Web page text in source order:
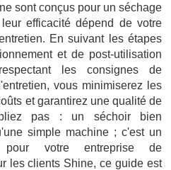
sont conçus pour un séchage
efficacité dépend de votre
En suivant les étapes
et de post-utilisation
les consignes de
vous minimiserez les
et garantirez une qualité de
pas : un séchoir bien
simple machine ; c'est un
pour votre entreprise de
les clients Shine, ce guide est